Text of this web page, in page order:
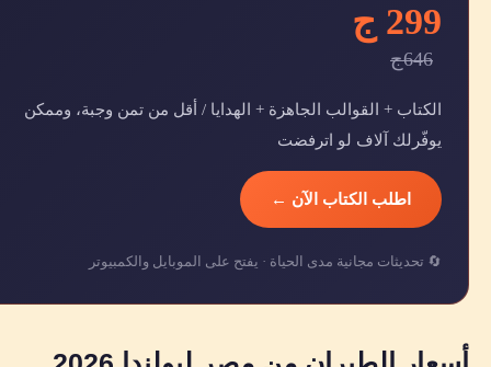
299 ج
646ج
الكتاب + القوالب الجاهزة + الهدايا / أقل من تمن وجبة، وممكن
يوفّرلك آلاف لو اترفضت
اطلب الكتاب الآن ←
🔄 تحديثات مجانية مدى الحياة · يفتح على الموبايل والكمبيوتر